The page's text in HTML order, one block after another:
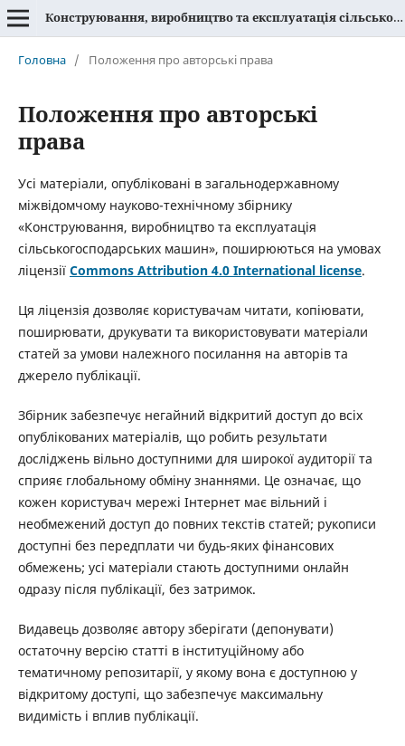
Конструювання, виробництво та експлуатація сільськогосподарських машин
Головна / Положення про авторські права
Положення про авторські
права
Усі матеріали, опубліковані в загальнодержавному
міжвідомчому науково-технічному збірнику
«Конструювання, виробництво та експлуатація
сільськогосподарських машин», поширюються на умовах
ліцензії Commons Attribution 4.0 International license.
Ця ліцензія дозволяє користувачам читати, копіювати,
поширювати, друкувати та використовувати матеріали
статей за умови належного посилання на авторів та
джерело публікації.
Збірник забезпечує негайний відкритий доступ до всіх
опублікованих матеріалів, що робить результати
досліджень вільно доступними для широкої аудиторії та
сприяє глобальному обміну знаннями. Це означає, що
кожен користувач мережі Інтернет має вільний і
необмежений доступ до повних текстів статей; рукописи
доступні без передплати чи будь-яких фінансових
обмежень; усі матеріали стають доступними онлайн
одразу після публікації, без затримок.
Видавець дозволяє автору зберігати (депонувати)
остаточну версію статті в інституційному або
тематичному репозитарії, у якому вона є доступною у
відкритому доступі, що забезпечує максимальну
видимість і вплив публікації.